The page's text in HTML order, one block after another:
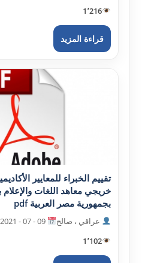
1٬216
قراءة المزيد
تقييم الخبراء للمعايير
خريجي معاهد اللغات والإعلام
بجمهورية مصر العربية pdf
عراقي ، صالح
1٬102